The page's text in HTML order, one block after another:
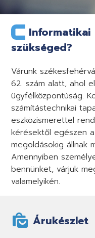
Informatikai
szükséged?
Várunk
62. szám alatt, ahol
ügyfélközpontúság.
számítástechnikai
eszközismerettel
kérésektől egészen
megoldásokig állnak
Amennyiben
bennünket, várjuk
valamelyikén.
Árukészlet